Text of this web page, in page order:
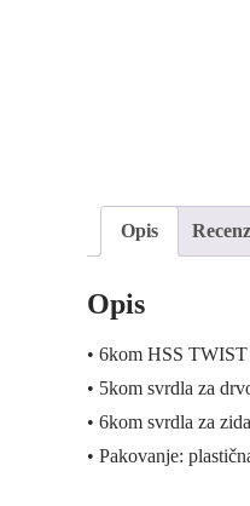
Opis
Opis
• 6kom HSS
• 5kom svrdla za
• 6kom svrdla za
• Pakovanje: